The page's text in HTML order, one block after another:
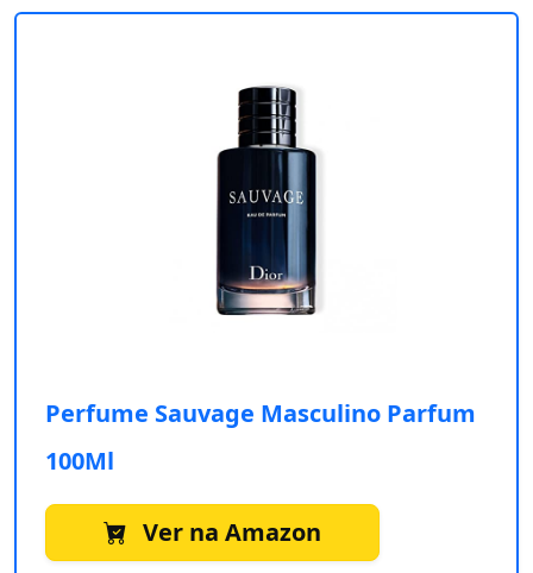
Perfume Sauvage Masculino Parfum
100Ml
Ver na Amazon